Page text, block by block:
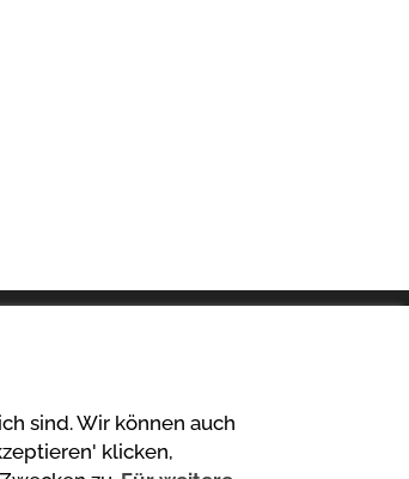
sind. Wir können auch
klicken,